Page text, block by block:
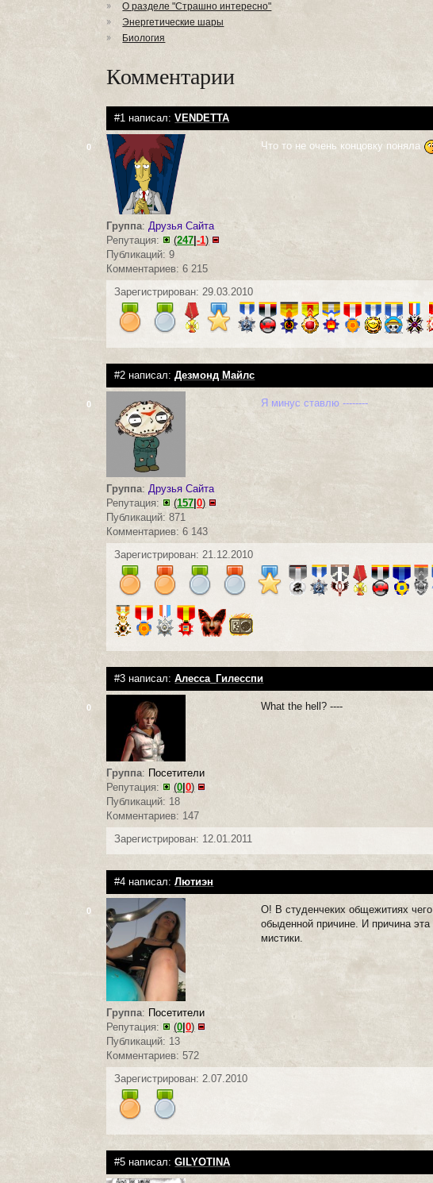
О разделе "Страшно интересно"
Энергетические шары
Биология
Комментарии
#1 написал:VENDETTA
0
Группа: Друзья Сайта
Репутация:
(247 |-1)
Публикаций: 9
Комментариев: 6 215
Что то не очень концовку поняла
Зарегистрирован: 29.03.2010
#2 написал:Дезмонд Майлс
0
Группа: Друзья Сайта
Репутация:
(157 |0)
Публикаций: 871
Комментариев: 6 143
Я минус ставлю --------
Зарегистрирован: 21.12.2010
#3 написал:Алесса_Гилесспи
0
Группа: Посетители
Репутация:
(0 |0)
Публикаций: 18
Комментариев: 147
What the hell? ----
Зарегистрирован: 12.01.2011
#4 написал:Лютиэн
0
Группа: Посетители
Репутация:
(0 |0)
Публикаций: 13
Комментариев: 572
О! В студенчеких общежитиях
обыденной причине. И причина
мистики.
Зарегистрирован: 2.07.2010
#5 написал:GILYOTINA